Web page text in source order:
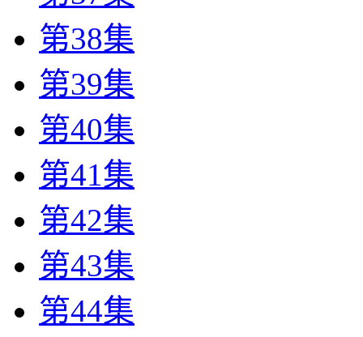
第38集
第39集
第40集
第41集
第42集
第43集
第44集